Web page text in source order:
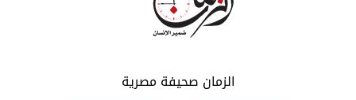
الزمان صحيفة مصرية